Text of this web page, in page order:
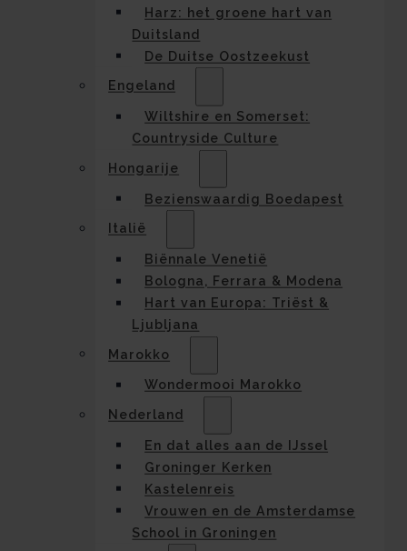
Harz: het groene hart van
Duitsland
De Duitse Oostzeekust
Engeland
Wiltshire en Somerset:
Countryside Culture
Hongarije
Bezienswaardig Boedapest
Italië
Biënnale Venetië
Bologna, Ferrara & Modena
Hart van Europa: Triëst &
Ljubljana
Marokko
Wondermooi Marokko
Nederland
En dat alles aan de IJssel
Groninger Kerken
Kastelenreis
Vrouwen en de Amsterdamse
School in Groningen